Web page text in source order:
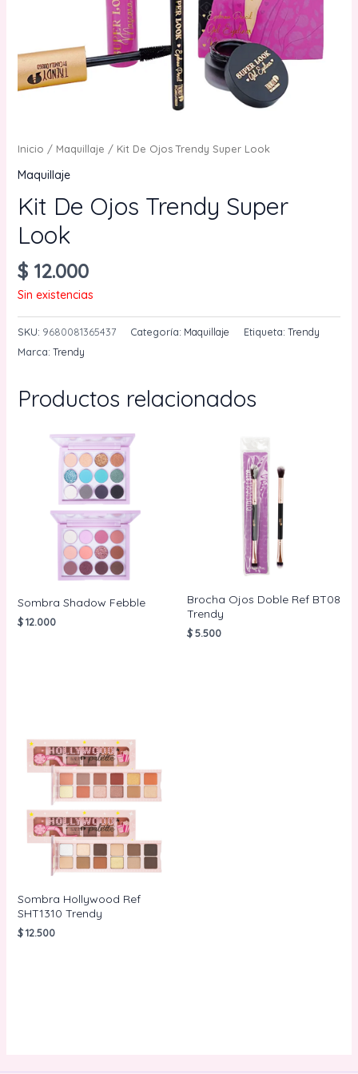
Inicio / Maquillaje / Kit De Ojos Trendy Super Look
Maquillaje
Kit De Ojos Trendy Super
Look
$12.000
Sin existencias
SKU: 9680081365437 Categoría: Maquillaje Etiqueta: Trendy
Marca: Trendy
Productos relacionados
Sombra Shadow Febble
$12.000
Brocha Ojos Doble Ref BT08
Trendy
$5.500
Sombra Hollywood Ref
SHT1310 Trendy
$12.500